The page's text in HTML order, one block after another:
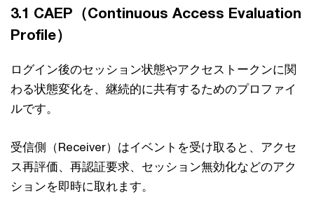
3.1 CAEP（Continuous Access Evaluation
Profile）
ログイン後のセッション状態やアクセストークンに関
わる状態変化を、継続的に共有するためのプロファイ
ルです。
受信側（Receiver）はイベントを受け取ると、アクセ
ス再評価、再認証要求、セッション無効化などのアク
ションを即時に取れます。